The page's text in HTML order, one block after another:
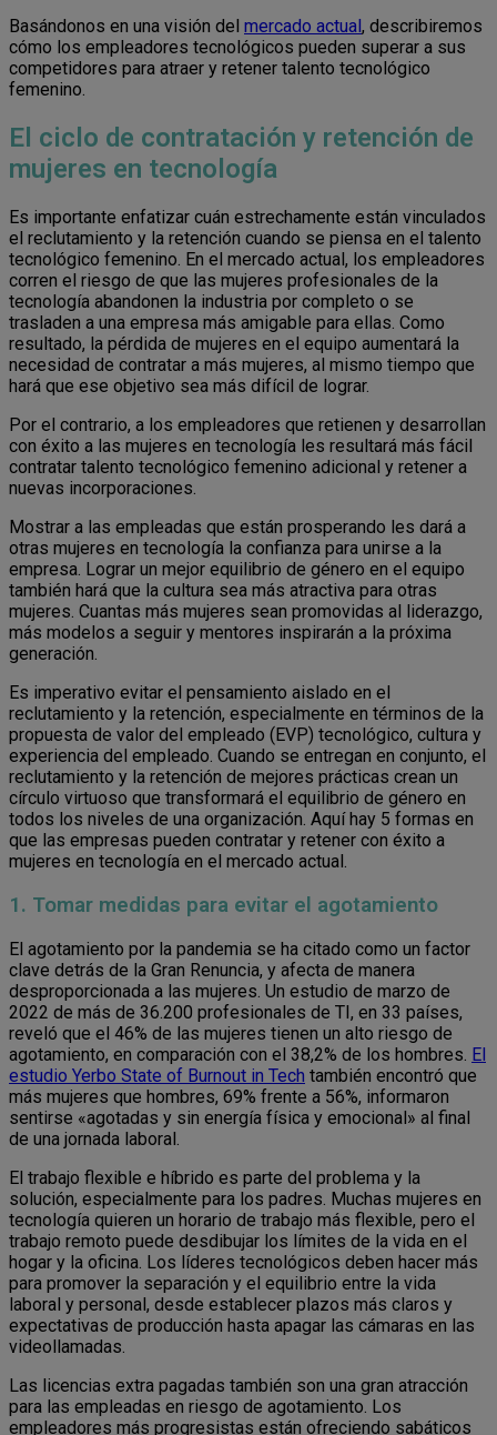
Basándonos en una visión del mercado actual , describiremos
cómo los empleadores tecnológicos pueden superar a sus
competidores para atraer y retener talento tecnológico
femenino.
El ciclo de contratación y retención de
mujeres en tecnología
Es importante enfatizar cuán estrechamente están vinculados
el reclutamiento y la retención cuando se piensa en el talento
tecnológico femenino. En el mercado actual, los empleadores
corren el riesgo de que las mujeres profesionales de la
tecnología abandonen la industria por completo o se
trasladen a una empresa más amigable para ellas. Como
resultado, la pérdida de mujeres en el equipo aumentará la
necesidad de contratar a más mujeres, al mismo tiempo que
hará que ese objetivo sea más difícil de lograr.
Por el contrario, a los empleadores que retienen y desarrollan
con éxito a las mujeres en tecnología les resultará más fácil
contratar talento tecnológico femenino adicional y retener a
nuevas incorporaciones.
Mostrar a las empleadas que están prosperando les dará a
otras mujeres en tecnología la confianza para unirse a la
empresa. Lograr un mejor equilibrio de género en el equipo
también hará que la cultura sea más atractiva para otras
mujeres. Cuantas más mujeres sean promovidas al liderazgo,
más modelos a seguir y mentores inspirarán a la próxima
generación.
Es imperativo evitar el pensamiento aislado en el
reclutamiento y la retención, especialmente en términos de la
propuesta de valor del empleado (EVP) tecnológico, cultura y
experiencia del empleado. Cuando se entregan en conjunto, el
reclutamiento y la retención de mejores prácticas crean un
círculo virtuoso que transformará el equilibrio de género en
todos los niveles de una organización. Aquí hay 5 formas en
que las empresas pueden contratar y retener con éxito a
mujeres en tecnología en el mercado actual.
1. Tomar medidas para evitar el agotamiento
El agotamiento por la pandemia se ha citado como un factor
clave detrás de la Gran Renuncia, y afecta de manera
desproporcionada a las mujeres. Un estudio de marzo de
2022 de más de 36.200 profesionales de TI, en 33 países,
reveló que el 46% de las mujeres tienen un alto riesgo de
agotamiento, en comparación con el 38,2% de los hombres. El
estudio Yerbo State of Burnout in Tech también encontró que
más mujeres que hombres, 69% frente a 56%, informaron
sentirse «agotadas y sin energía física y emocional» al final
de una jornada laboral.
El trabajo flexible e híbrido es parte del problema y la
solución, especialmente para los padres. Muchas mujeres en
tecnología quieren un horario de trabajo más flexible, pero el
trabajo remoto puede desdibujar los límites de la vida en el
hogar y la oficina. Los líderes tecnológicos deben hacer más
para promover la separación y el equilibrio entre la vida
laboral y personal, desde establecer plazos más claros y
expectativas de producción hasta apagar las cámaras en las
videollamadas.
Las licencias extra pagadas también son una gran atracción
para las empleadas en riesgo de agotamiento. Los
empleadores más progresistas están ofreciendo sabáticos